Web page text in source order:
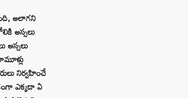
అలాగని
అస్సలు
అస్సలు
నిర్వహించే
ఎక్కడా ఏ